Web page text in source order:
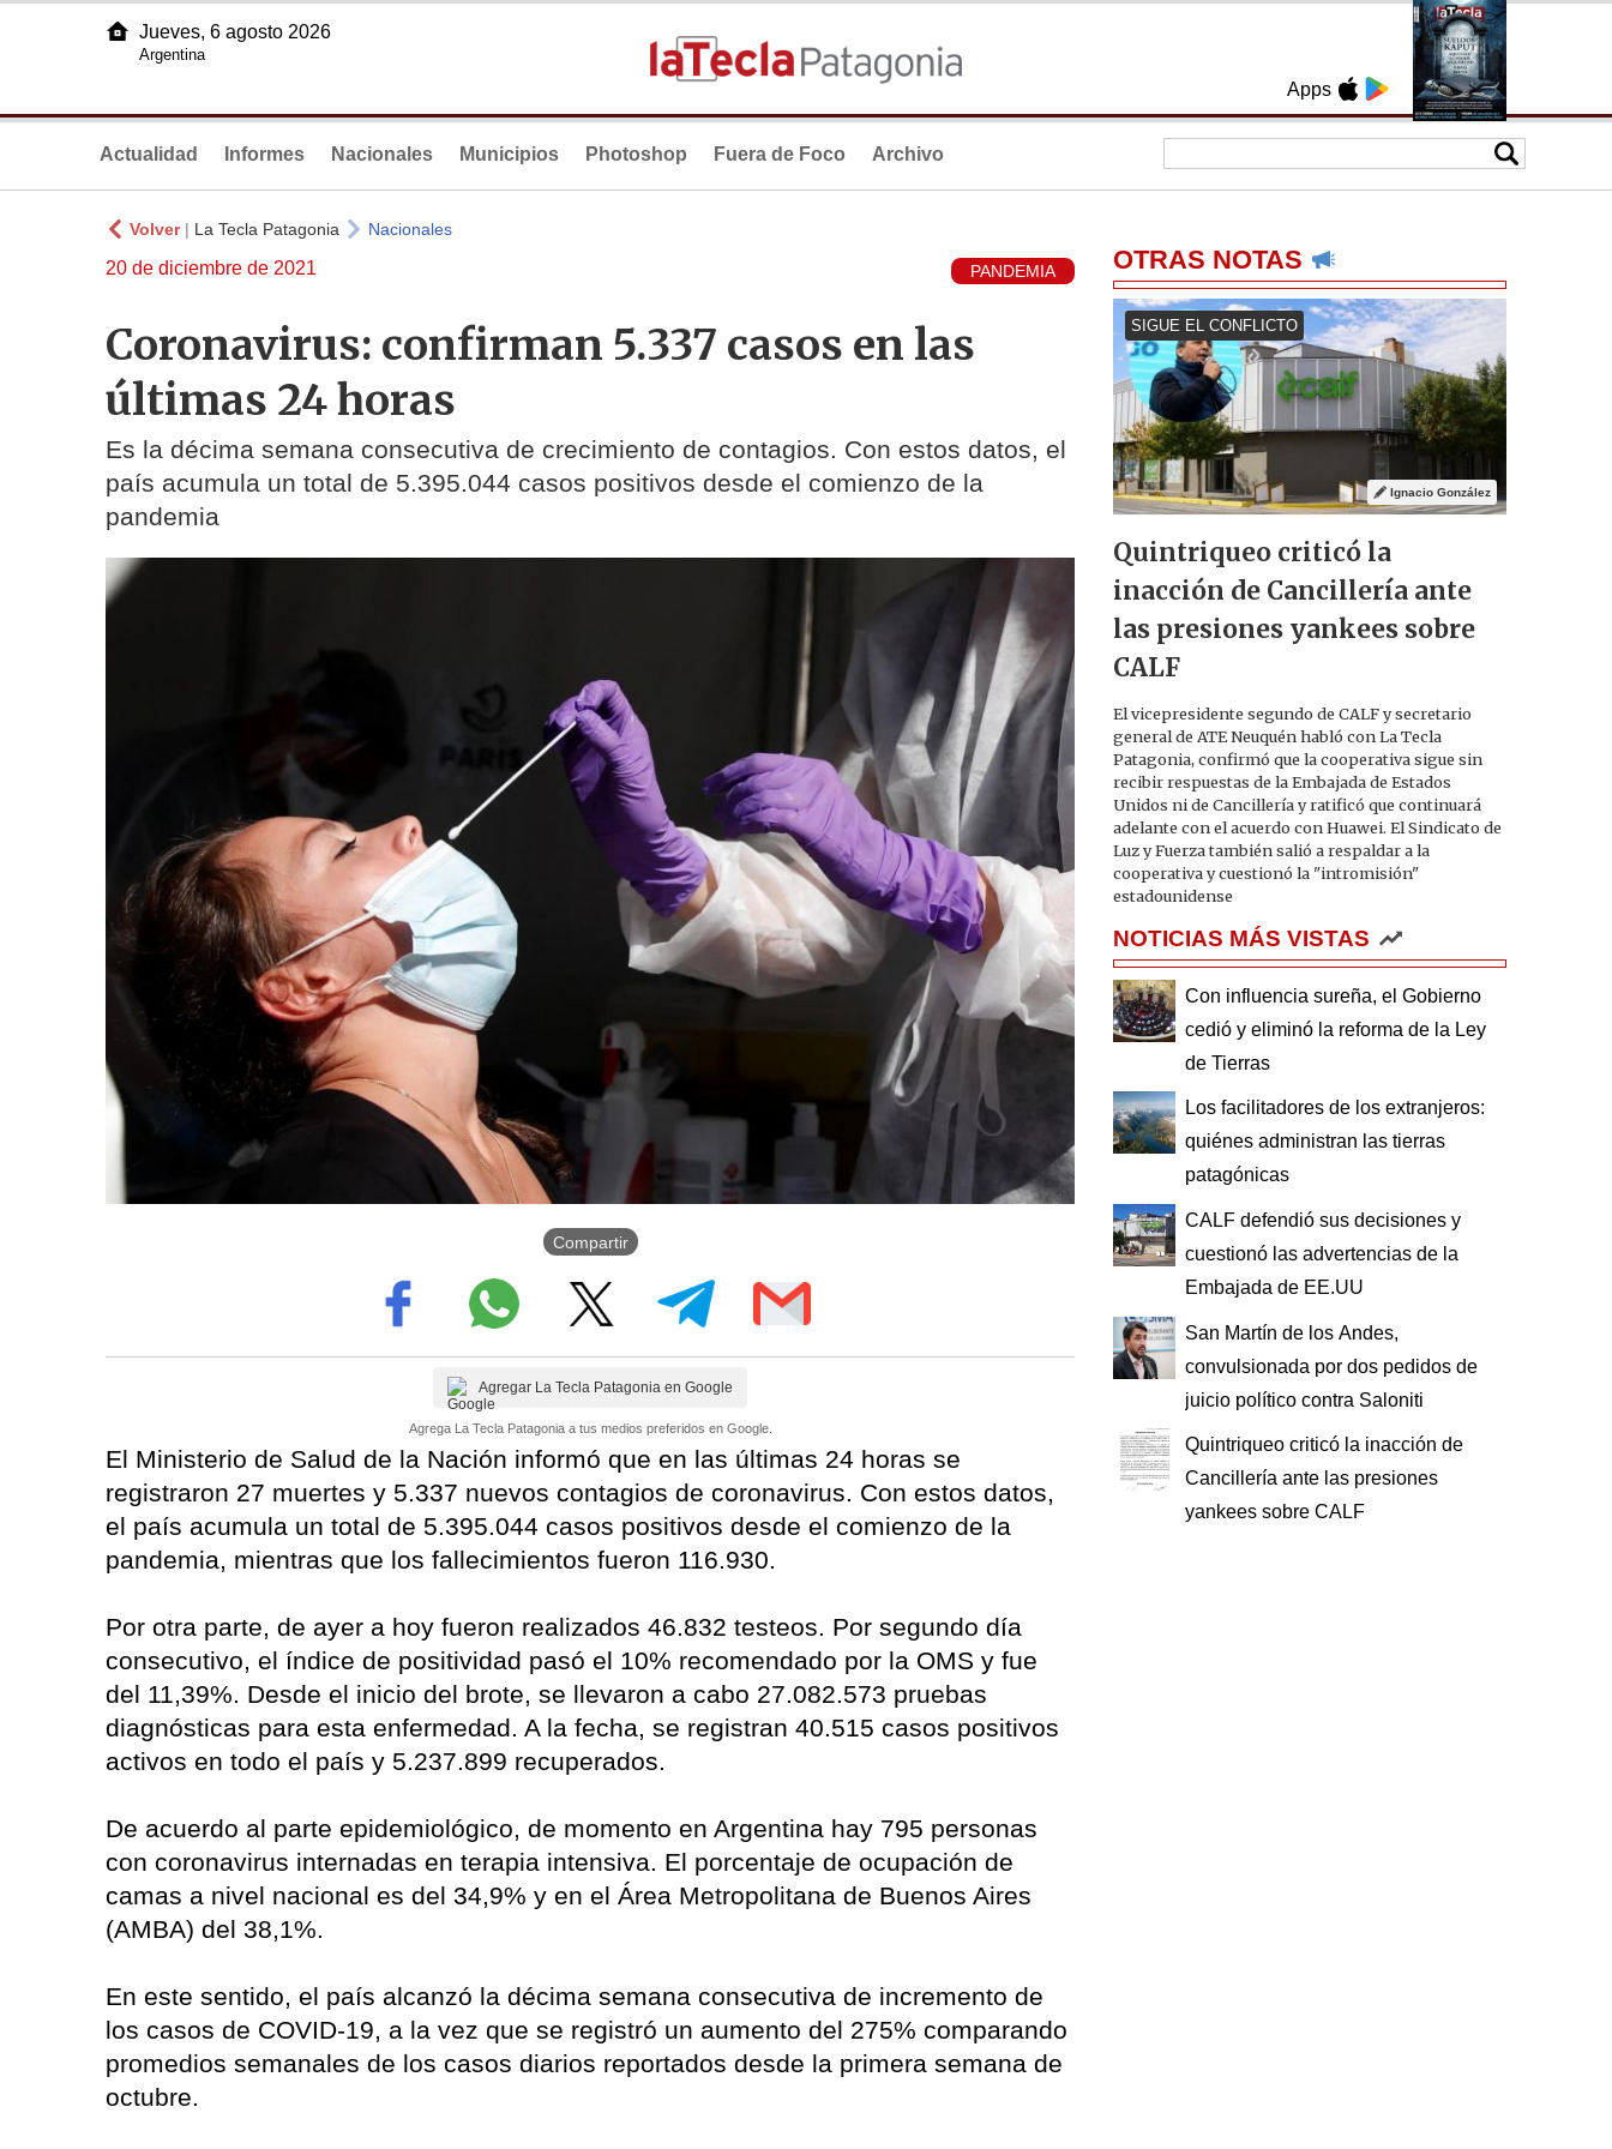
Apps
Jueves, 6 agosto 2026
Argentina
Actualidad Informes Nacionales Municipios Photoshop Fuera de Foco Archivo
Volver| La Tecla Patagonia Nacionales
20 de diciembre de 2021 PANDEMIA
Coronavirus: confirman 5.337 casos en las
últimas 24 horas
Es la décima semana consecutiva de crecimiento de contagios. Con estos datos, el
país acumula un total de 5.395.044 casos positivos desde el comienzo de la
pandemia
Compartir
Agregar La Tecla Patagonia en Google
Agrega La Tecla Patagonia a tus medios preferidos en Google.
El Ministerio de Salud de la Nación informó que en las últimas 24 horas se
registraron 27 muertes y 5.337 nuevos contagios de coronavirus. Con estos datos,
el país acumula un total de 5.395.044 casos positivos desde el comienzo de la
pandemia, mientras que los fallecimientos fueron 116.930.
Por otra parte, de ayer a hoy fueron realizados 46.832 testeos. Por segundo día
consecutivo, el índice de positividad pasó el 10% recomendado por la OMS y fue
del 11,39%. Desde el inicio del brote, se llevaron a cabo 27.082.573 pruebas
diagnósticas para esta enfermedad. A la fecha, se registran 40.515 casos positivos
activos en todo el país y 5.237.899 recuperados.
De acuerdo al parte epidemiológico, de momento en Argentina hay 795 personas
con coronavirus internadas en terapia intensiva. El porcentaje de ocupación de
camas a nivel nacional es del 34,9% y en el Área Metropolitana de Buenos Aires
(AMBA) del 38,1%.
En este sentido, el país alcanzó la décima semana consecutiva de incremento de
los casos de COVID-19, a la vez que se registró un aumento del 275% comparando
promedios semanales de los casos diarios reportados desde la primera semana de
octubre.
OTRAS NOTAS
SIGUE EL CONFLICTO
Ignacio González
Quintriqueo criticó la
inacción de Cancillería ante
las presiones yankees sobre
CALF
El vicepresidente segundo de CALF y secretario
general de ATE Neuquén habló con La Tecla
Patagonia, confirmó que la cooperativa sigue sin
recibir respuestas de la Embajada de Estados
Unidos ni de Cancillería y ratificó que continuará
adelante con el acuerdo con Huawei. El Sindicato de
Luz y Fuerza también salió a respaldar a la
cooperativa y cuestionó la "intromisión"
estadounidense
NOTICIAS MÁS VISTAS
Con influencia sureña, el Gobierno
cedió y eliminó la reforma de la Ley
de Tierras
Los facilitadores de los extranjeros:
quiénes administran las tierras
patagónicas
CALF defendió sus decisiones y
cuestionó las advertencias de la
Embajada de EE.UU
San Martín de los Andes,
convulsionada por dos pedidos de
juicio político contra Saloniti
Quintriqueo criticó la inacción de
Cancillería ante las presiones
yankees sobre CALF